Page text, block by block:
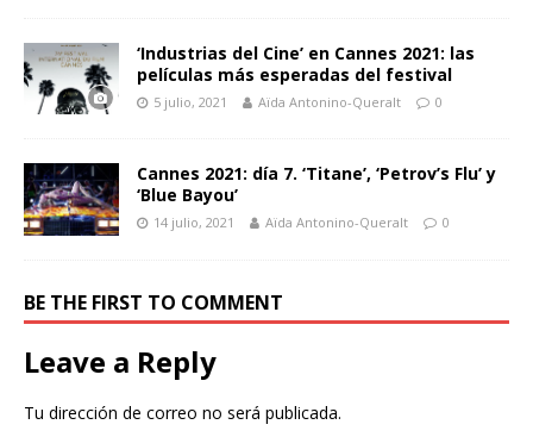
‘Industrias del Cine’ en Cannes 2021: las
películas más esperadas del festival
5 julio, 2021 Aïda Antonino-Queralt 0
Cannes 2021: día 7. ‘Titane’, ‘Petrov’s Flu’ y
‘Blue Bayou’
14 julio, 2021 Aïda Antonino-Queralt 0
BE THE FIRST TO COMMENT
Leave a Reply
Tu dirección de correo no será publicada.